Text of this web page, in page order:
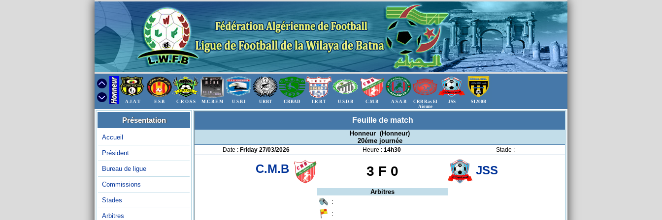
A.J.A.T E.S.B C.R O.S.S M.C.B.E.M U.S.B.I URBT CRBAD I.R.B.T U.S.D.B C.M.B A.S.A.B
CRB Ras El
Aioune
JSS S1200B
Présentation
Accueil
Président
Bureau de ligue
Commissions
Stades
Arbitres
Feuille de match
Honneur (Honneur)
20éme journée
Date : Friday 27/03/2026 Heure : 14h30 Stade :
C.M.B 3 F 0 JSS
Arbitres
:
: